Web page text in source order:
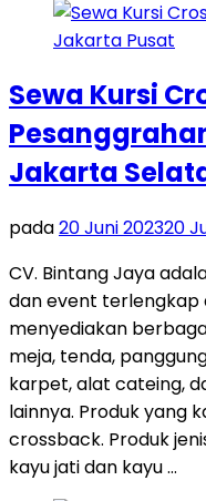
Sewa Kursi
Jakarta
pada20 Juni 202320
CV. Bintang Jaya
dan event terlengkap
menyediakan
meja, tenda,
karpet, alat cateing,
lainnya. Produk yang
crossback. Produk
kayu jati dan kayu …